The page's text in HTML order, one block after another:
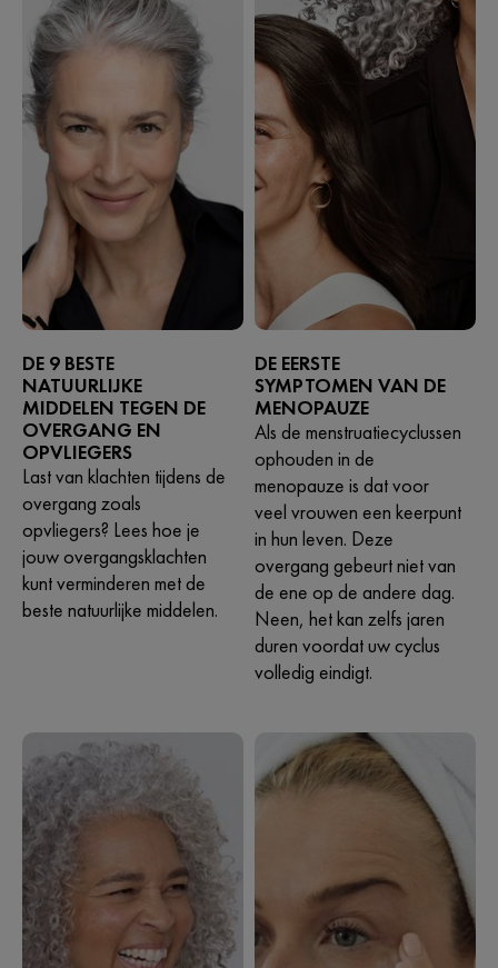
DE 9 BESTE
NATUURLIJKE
MIDDELEN TEGEN DE
OVERGANG EN
OPVLIEGERS
Last van klachten tijdens de
overgang zoals
opvliegers? Lees hoe je
jouw overgangsklachten
kunt verminderen met de
beste natuurlijke middelen.
DE EERSTE
SYMPTOMEN VAN DE
MENOPAUZE
Als de menstruatiecyclussen
ophouden in de
menopauze is dat voor
veel vrouwen een keerpunt
in hun leven. Deze
overgang gebeurt niet van
de ene op de andere dag.
Neen, het kan zelfs jaren
duren voordat uw cyclus
volledig eindigt.